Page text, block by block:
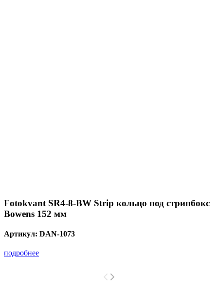
Fotokvant SR4-8-BW Strip кольцо под стрипбокс
Bowens 152 мм
Артикул: DAN-1073
подробнее